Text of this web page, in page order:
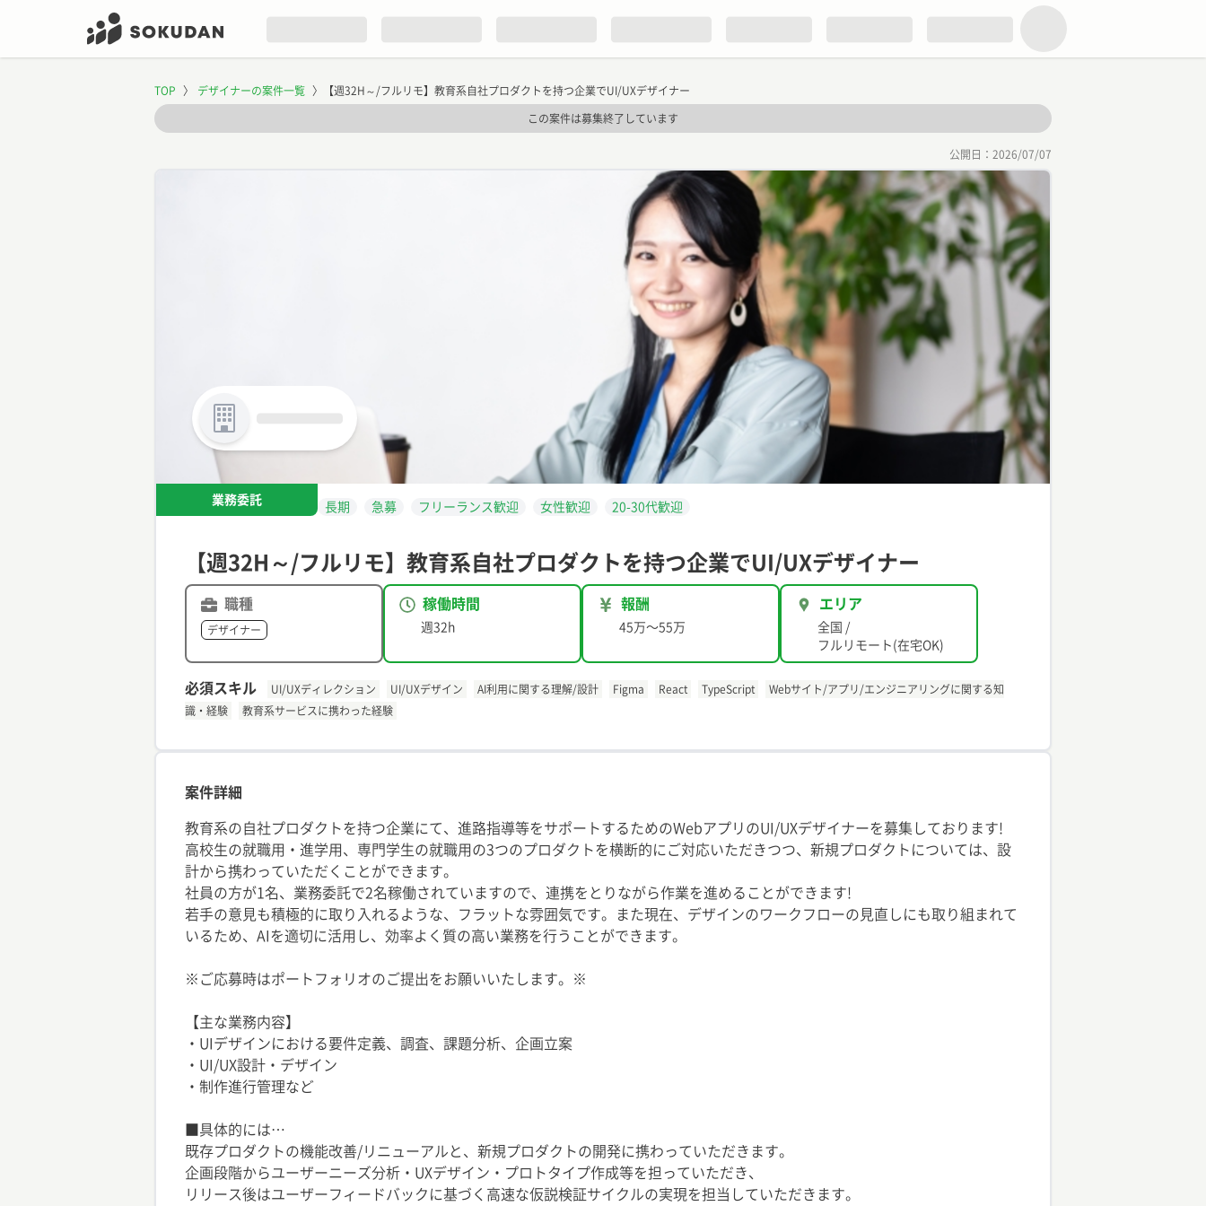
TOP 〉 デザイナーの案件一覧 〉 【週32H～/フルリモ】教育系自社プロダクトを持つ企業でUI/UXデザイナー
この案件は募集終了しています
公開日： 2026/07/07
業務委託
長期 急募 フリーランス歓迎 女性歓迎 20-30代歓迎
【週32H～/フルリモ】教育系自社プロダクトを持つ企業でUI/UXデザイナー
職種
デザイナー
稼働時間
週32h
報酬
45万〜55万
エリア
全国 /
フルリモート(在宅OK)
必須スキル UI/UXディレクション UI/UXデザイン AI利用に関する理解/設計 Figma React TypeScript
Webサイト/アプリ/エンジニアリングに関する知
識・経験
教育系サービスに携わった経験
案件詳細
教育系の自社プロダクトを持つ企業にて、進路指導等をサポートするためのWebアプリのUI/UXデザイナーを募集しております!
高校生の就職用・進学用、専門学生の就職用の3つのプロダクトを横断的にご対応いただきつつ、新規プロダクトについては、設
計から携わっていただくことができます。
社員の方が1名、業務委託で2名稼働されていますので、連携をとりながら作業を進めることができます!
若手の意見も積極的に取り入れるような、フラットな雰囲気です。また現在、デザインのワークフローの見直しにも取り組まれて
いるため、AIを適切に活用し、効率よく質の高い業務を行うことができます。
※ご応募時はポートフォリオのご提出をお願いいたします。※
【主な業務内容】
・UIデザインにおける要件定義、調査、課題分析、企画立案
・UI/UX設計・デザイン
・制作進行管理など
■具体的には…
既存プロダクトの機能改善/リニューアルと、新規プロダクトの開発に携わっていただきます。
企画段階からユーザーニーズ分析・UXデザイン・プロトタイプ作成等を担っていただき、
リリース後はユーザーフィードバックに基づく高速な仮説検証サイクルの実現を担当していただきます。